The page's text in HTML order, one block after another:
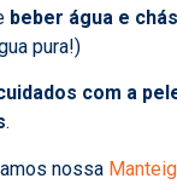
beber água e
pura!)
com a
.
nossa